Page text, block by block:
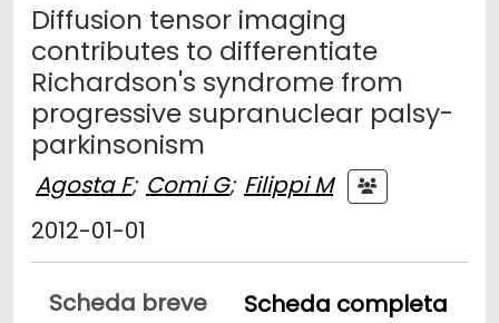
Diffusion tensor imaging
contributes to differentiate
Richardson's syndrome from
progressive supranuclear palsy-
parkinsonism
Agosta F; Comi G; Filippi M
2012-01-01
Scheda breve
Scheda completa